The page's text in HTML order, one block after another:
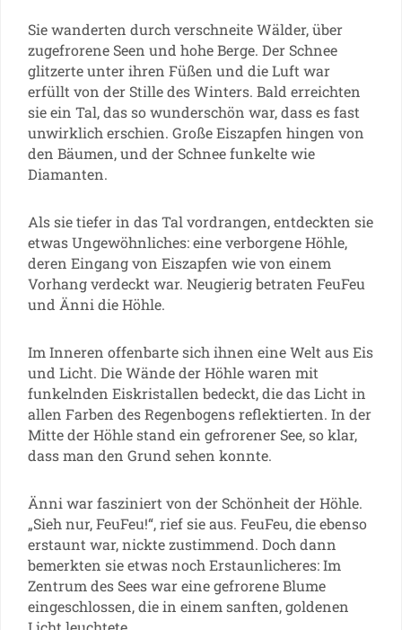
Sie wanderten durch verschneite Wälder, über
zugefrorene Seen und hohe Berge. Der Schnee
glitzerte unter ihren Füßen und die Luft war
erfüllt von der Stille des Winters. Bald erreichten
sie ein Tal, das so wunderschön war, dass es fast
unwirklich erschien. Große Eiszapfen hingen von
den Bäumen, und der Schnee funkelte wie
Diamanten.
Als sie tiefer in das Tal vordrangen, entdeckten sie
etwas Ungewöhnliches: eine verborgene Höhle,
deren Eingang von Eiszapfen wie von einem
Vorhang verdeckt war. Neugierig betraten FeuFeu
und Änni die Höhle.
Im Inneren offenbarte sich ihnen eine Welt aus Eis
und Licht. Die Wände der Höhle waren mit
funkelnden Eiskristallen bedeckt, die das Licht in
allen Farben des Regenbogens reflektierten. In der
Mitte der Höhle stand ein gefrorener See, so klar,
dass man den Grund sehen konnte.
Änni war fasziniert von der Schönheit der Höhle.
„Sieh nur, FeuFeu!“, rief sie aus. FeuFeu, die ebenso
erstaunt war, nickte zustimmend. Doch dann
bemerkten sie etwas noch Erstaunlicheres: Im
Zentrum des Sees war eine gefrorene Blume
eingeschlossen, die in einem sanften, goldenen